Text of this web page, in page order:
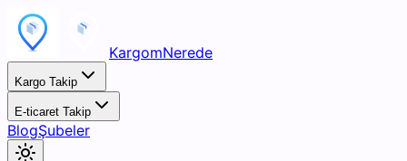
KargomNerede
Kargo Takip
E-ticaret Takip
BlogŞubeler